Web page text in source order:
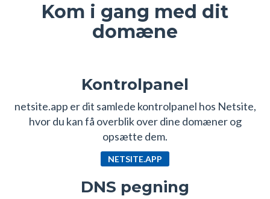
Kom i gang med dit
domæne
Kontrolpanel
netsite.app er dit samlede kontrolpanel hos Netsite,
hvor du kan få overblik over dine domæner og
opsætte dem.
NETSITE.APP
DNS pegning